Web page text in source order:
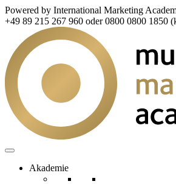
Powered by International Marketing
+49 89 215 267 960 oder 0800 0800 1850
Akademie